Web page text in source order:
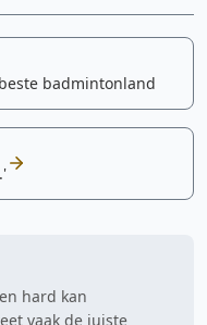
badmintonland
hard kan
vaak de juiste